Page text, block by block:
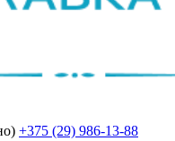
+375 (29) 986-13-88